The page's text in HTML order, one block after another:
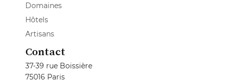
Domaines
Hôtels
Artisans
Contact
37-39 rue Boissière
75016 Paris